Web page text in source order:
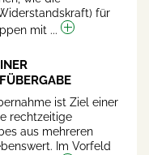
für
mit ...
ist Ziel einer
rechtzeitige
aus mehreren
Im Vorfeld